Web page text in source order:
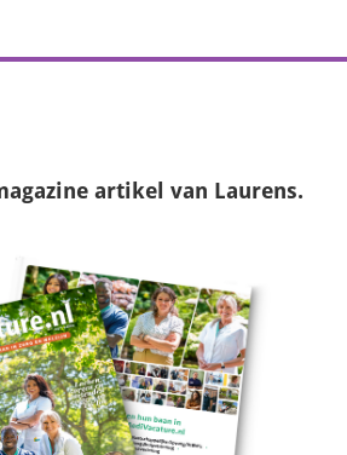
artikel van Laurens.